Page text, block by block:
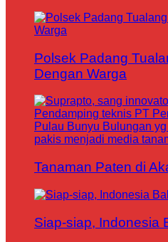
Polsek Padang
Dengan Warga
Tanaman Paten di
Siap-siap, Indonesia